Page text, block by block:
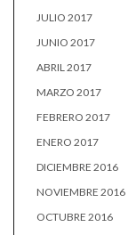
JULIO 2017
JUNIO 2017
ABRIL 2017
MARZO 2017
FEBRERO 2017
ENERO 2017
DICIEMBRE 2016
NOVIEMBRE 2016
OCTUBRE 2016